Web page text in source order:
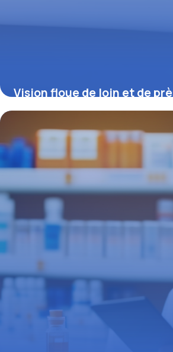
Vision floue de loin et de
comprendre, identifier et
troubles visuels
19 juin 2026